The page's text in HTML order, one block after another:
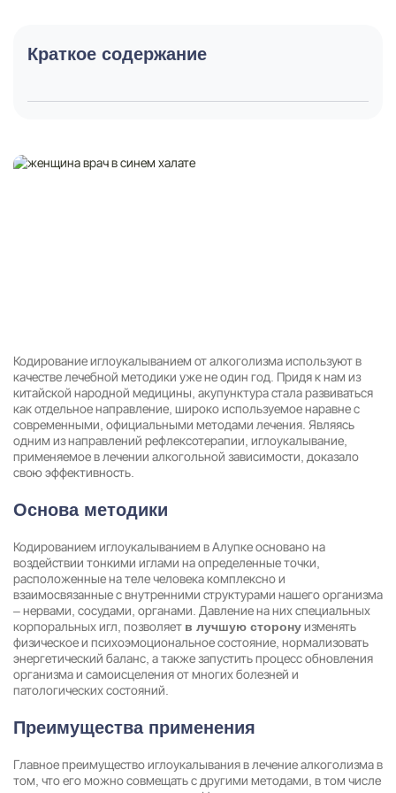
Краткое содержание
Кодирование иглоукалыванием от алкоголизма используют в
качестве лечебной методики уже не один год. Придя к нам из
китайской народной медицины, акупунктура стала развиваться
как отдельное направление, широко используемое наравне с
современными, официальными методами лечения. Являясь
одним из направлений рефлексотерапии, иглоукалывание,
применяемое в лечении алкогольной зависимости, доказало
свою эффективность.
Основа методики
Кодированием иглоукалыванием в Алупке основано на
воздействии тонкими иглами на определенные точки,
расположенные на теле человека комплексно и
взаимосвязанные с внутренними структурами нашего организма
– нервами, сосудами, органами. Давление на них специальных
корпоральных игл, позволяет в лучшую сторонуизменять
физическое и психоэмоциональное состояние, нормализовать
энергетический баланс, а также запустить процесс обновления
организма и самоисцеления от многих болезней и
патологических состояний.
Преимущества применения
Главное преимущество иглоукалывания в лечение алкоголизма в
том, что его можно совмещать с другими методами, в том числе
Бесплатная консультация
Выбор города
Поиск по сайту
Задать вопрос
Задайте свой вопрос и мы ответим вам